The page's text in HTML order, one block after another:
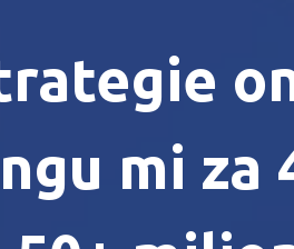
mi za